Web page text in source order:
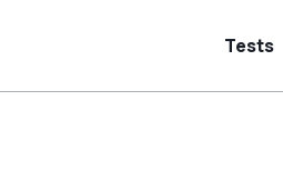
Tests